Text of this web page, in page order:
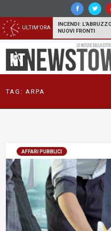
ULTIM'ORA
INCENDI:
NUOVI FRONTI
TAG: ARPA
AFFARI PUBBLICI